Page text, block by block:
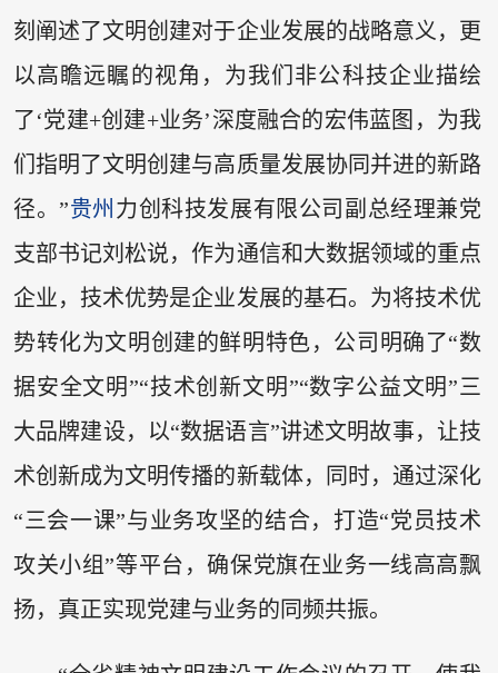
刻阐述了文明创建对于企业发展的战略意义，更
以高瞻远瞩的视角，为我们非公科技企业描绘
了‘党建+创建+业务’深度融合的宏伟蓝图，为我
们指明了文明创建与高质量发展协同并进的新路
径。”贵州 力创科技发展有限公司副总经理兼党
支部书记刘松说，作为通信和大数据领域的重点
企业，技术优势是企业发展的基石。为将技术优
势转化为文明创建的鲜明特色，公司明确了“数
据安全文明”“技术创新文明”“数字公益文明”三
大品牌建设，以“数据语言”讲述文明故事，让技
术创新成为文明传播的新载体，同时，通过深化
“三会一课”与业务攻坚的结合，打造“党员技术
攻关小组”等平台，确保党旗在业务一线高高飘
扬，真正实现党建与业务的同频共振。